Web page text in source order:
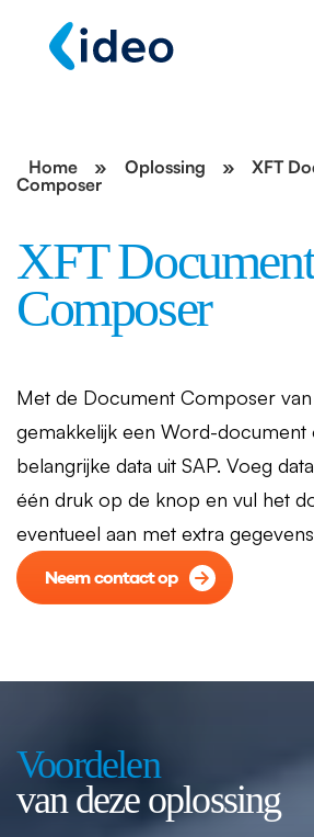
Home » Oplossing »
XFT
Composer
XFT Document
Composer
Met de Document Composer van
gemakkelijk een Word-document
belangrijke data uit SAP. Voeg
één druk op de knop en vul het
eventueel aan met extra
Neem contact op
Voordelen
van deze oplossing